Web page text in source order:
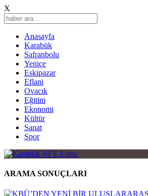
X
Anasayfa
Karabük
Safranbolu
Yenice
Eskipazar
Eflani
Ovacık
Eğitim
Ekonomi
Kültür
Sanat
Spor
ARAMA SONUÇLARI